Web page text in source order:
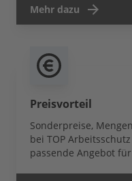
Mehr dazu
Preisvorteil
Sonderpreise,
bei TOP
passende Angebot für